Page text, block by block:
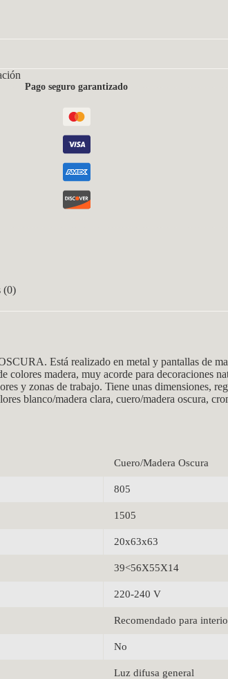
Pago seguro garantizado
(0)
Está realizado en metal y pantallas de
madera, muy acorde para decoraciones
y zonas de trabajo. Tiene unas dimensiones,
blanco/madera clara, cuero/madera oscura,
Cuero/Madera Oscura
805
1505
20x63x63
39<56X55X14
220-240 V
Recomendado para
No
Luz difusa general